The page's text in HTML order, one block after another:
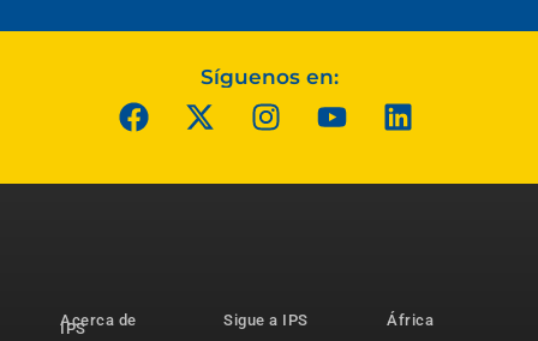
Síguenos en:
Acerca de
IPS
Sigue a IPS
África